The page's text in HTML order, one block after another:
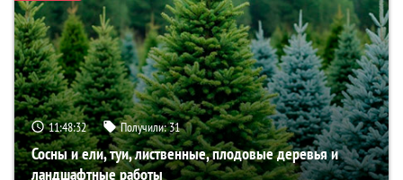
11:48:31 Получили:31
Сосны и ели, туи, лиственные, плодовые деревья и
ландшафтные работы